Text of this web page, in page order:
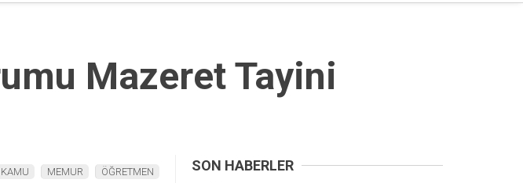
Mazeret Tayini
KAMU MEMUR ÖĞRETMEN SON HABERLER